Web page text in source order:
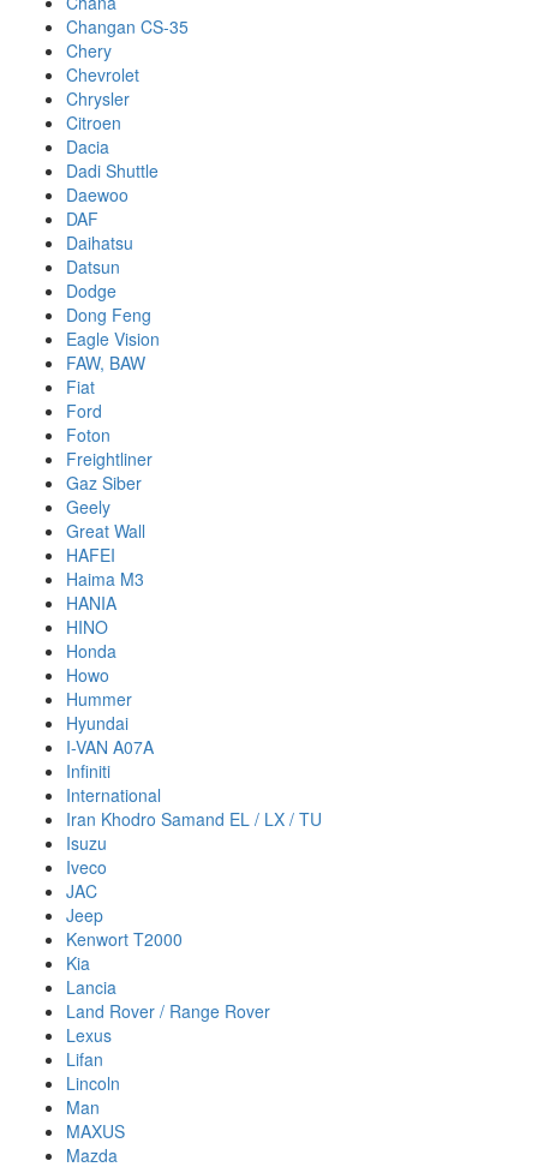
Changan CS-35
Chery
Chevrolet
Chrysler
Citroen
Dacia
Dadi Shuttle
Daewoo
DAF
Daihatsu
Datsun
Dodge
Dong Feng
Eagle Vision
FAW, BAW
Fiat
Ford
Foton
Freightliner
Gaz Siber
Geely
Great Wall
HAFEI
Haima M3
HANIA
HINO
Honda
Howo
Hummer
Hyundai
I-VAN A07A
Infiniti
International
Iran Khodro Samand EL / LX / TU
Isuzu
Iveco
JAC
Jeep
Kenwort T2000
Kia
Lancia
Land Rover / Range Rover
Lexus
Lifan
Lincoln
Man
MAXUS
Mazda